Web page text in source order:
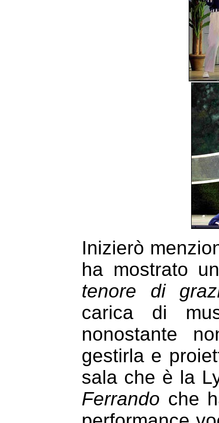
Inizierò
ha mostrato
tenore di
carica di
nonostante
gestirla e
sala che è la
Ferrando che